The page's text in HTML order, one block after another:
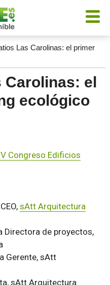
Las Carolinas: el primer
Carolinas: el
ecológico
Congreso Edificios
sAtt Arquitectura
Directora de proyectos,
Gerente, sAtt
sAtt Arquitectura